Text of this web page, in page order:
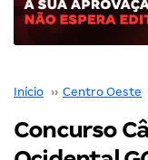
Início ›› Centro Oeste
Concurso